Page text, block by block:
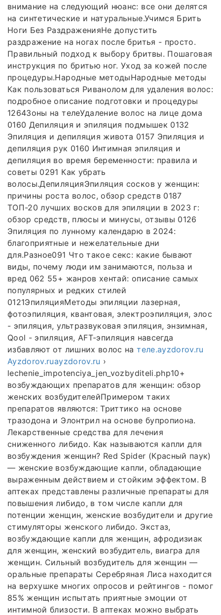
внимание на следующий нюанс: все они делятся
на синтетические и натуральные.Учимся Брить
Ноги Без РаздраженияНе допустить
раздражение на ногах после бритья - просто.
Правильный подход к выбору бритвы. Пошаговая
инструкция по бритью ног. Уход за кожей после
процедуры.Народные методыНародные методы
Как пользоваться Риванолом для удаления волос:
подробное описание подготовки и процедуры
1264Зоны на телеУдаление волос на лице дома
0160 Депиляция и эпиляция подмышек 0132
Эпиляция и депиляция живота 0157 Эпиляция и
депиляция рук 0160 Интимная эпиляция и
депиляция во время беременности: правила и
советы 0291 Как убрать
волосы.ДепиляцияЭпиляция сосков у женщин:
причины роста волос, обзор средств 0187
ТОП-20 лучших восков для эпиляции в 2023 г:
обзор средств, плюсы и минусы, отзывы 0126
Эпиляция по лунному календарю в 2024:
благоприятные и нежелательные дни
для.Разное091 Что такое секс: какие бывают
виды, почему люди им занимаются, польза и
вред 062 55+ жанров хентай: описание самых
популярных и редких стилей
0121ЭпиляцияМетоды эпиляции лазерная,
фотоэпиляция, квантовая, электроэпиляция, элос
- эпиляция, ультразвуковая эпиляция, энзимная,
Qool - эпиляция, AFT-эпиляция навсегда
избавляют от лишних волос нателе.ayzdorov.ru
Ayzdorov.ruayzdorov.ru ›
lechenie_impotenciya_jen_vozbyditeli.php10+
возбуждающих препаратов для женщин: обзор
женских возбудителейПримером таких
препаратов являются: Триттико на основе
тразодона и Элонтрил на основе бупропиона.
Лекарственные средства для лечения
сниженного либидо. Как называются капли для
возбуждения женщин? Red Spider (Красный паук)
— женские возбуждающие капли, обладающие
выраженным действием и стойким эффектом. В
аптеках представлены различные препараты для
повышения либидо, в том числе капли для
потенции женщин, женские возбудители и другие
стимуляторы женского либидо. Экстаз,
возбуждающие капли для женщин, афродизиак
для женщин, женский возбудитель, виагра для
женщин. Сильный возбудитель для женщин —
оральные препараты Серебряная Лиса находится
на верхушке многих опросов и рейтингов - помог
85% женщин испытать приятные эмоции от
интимной близости. В аптеках можно выбрать